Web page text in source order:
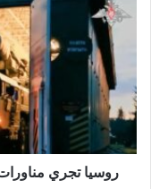
روسيا تجري